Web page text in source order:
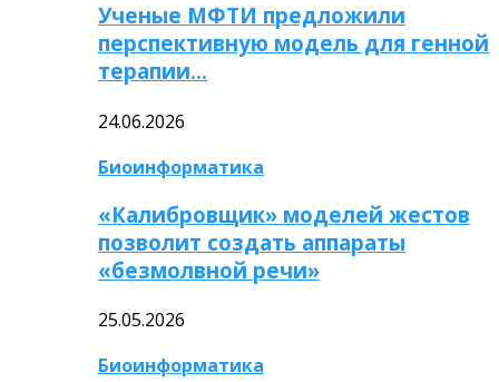
Ученые МФТИ предложили
перспективную модель для генной
терапии…
24.06.2026
Биоинформатика
«Калибровщик» моделей жестов
позволит создать аппараты
«безмолвной речи»
25.05.2026
Биоинформатика